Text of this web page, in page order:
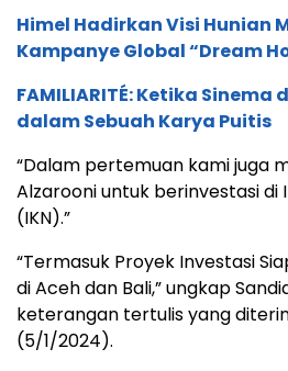
Himel Hadirkan Visi Hunian
Kampanye Global “Dream
FAMILIARITÉ: Ketika
dalam Sebuah Karya Puitis
“Dalam pertemuan kami juga
Alzarooni untuk berinvestasi di
(IKN).”
“Termasuk Proyek Investasi
di Aceh dan Bali,” ungkap
keterangan tertulis yang
(5/1/2024).